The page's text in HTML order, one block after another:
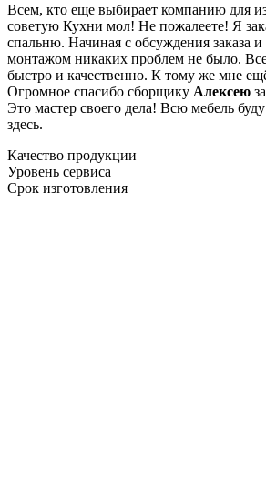
Всем, кто еще выбирает компанию для
советую Кухни мол! Не пожалеете! Я
спальню. Начиная с обсуждения заказа и
монтажом никаких проблем не было.
быстро и качественно. К тому же мне
Огромное спасибо сборщику Алексею
Это мастер своего дела! Всю мебель буду
здесь.
Качество продукции
Уровень сервиса
Срок изготовления